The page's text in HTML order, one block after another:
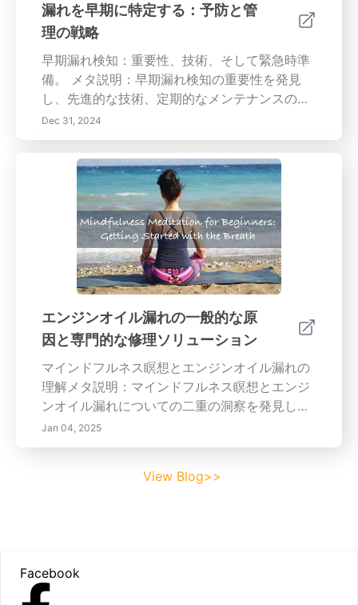
漏れを早期に特定する：予防と管
理の戦略
早期漏れ検知：重要性、技術、そして緊急時準
備。 メタ説明：早期漏れ検知の重要性を発見
し、先進的な技術、定期的なメンテナンスの実
践、そして効果的な緊急対応戦略を探求し、水
の損害、カビの成長、資源の無駄を防ぎます。
構造物と居住者の安全を確保し、環境を守りま
す。 --- 概要 早期漏れ検知は、特に住居および
産業環境での財産に対する重大な損害と健康リ
スクを防ぐために重要です。漏れの結果を理解
し、先進的な技術を活用し、強力な予防策を維
持することで、リスクとコストを大幅に軽減で
きます。 主なセクション: - 早期漏れ検知の重
要性：未検査の漏れの結果、構造への損害、カ
ビのリスク、資源の無駄について学ぶ。 - 早期
漏れ検知のための技術的解決策：スマートメー
ター、音響センサー、赤外線サーモグラフィー
など、迅速かつ効果的に漏れを特定するための
革新的なツールを探求します。 - 定期的なメン
テナンスと検査：漏れが悪化する前に発見して
対処するために、定期チェックとプロアクティ
ブなメンテナンスの重要性を理解します。 - ホ
漏れの兆候と早期報告の重要性に関する知識を
準備と対応：漏れの緊急事態が発生した際に迅
速な行動を確保するための包括的な計画とトレ
Dec 31, 2024
エンジンオイル漏れの一般的な原
因と専門的な修理ソリューション
マインドフルネス瞑想とエンジンオイル漏れの
理解メタ説明：マインドフルネス瞑想とエンジ
ンオイル漏れについての二重の洞察を発見しま
しょう。ストレスを軽減し、感情的な健康を向
上させるためのマインドフルネスの重要性を学
な原因と解決策を探ります。メンタルヘルスと
ジンオイル漏れの特定と管理に関する実用的な
ヒントを提供します。オイル漏れの一般的な原
Jan 04, 2025
View Blog>>
Facebook